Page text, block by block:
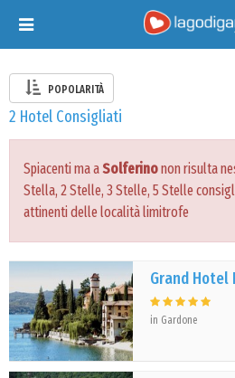
Toggle
navigation
POPOLARITÀ
2 Hotel Consigliati
Spiacenti ma aSolferinonon risulta
Stella, 2 Stelle, 3 Stelle, 5 Stelle
attinenti delle località limitrofe
Grand Hotel
in Gardone